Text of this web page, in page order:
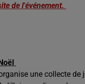
de l'événement.
une collecte